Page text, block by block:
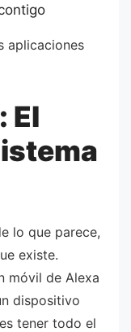
aplicaciones
El
lo que parece,
existe.
móvil de Alexa
dispositivo
tener todo el